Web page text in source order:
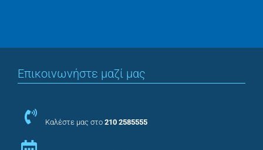
Επικοινωνήστε μαζί μας
Καλέστε μας στο 210 2585555